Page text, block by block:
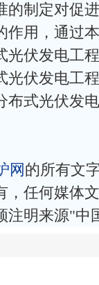
制定对促进
作用，通过
光伏发电工
光伏发电工
布式光伏发
网 的所有文
，任何媒体
注明来源"中